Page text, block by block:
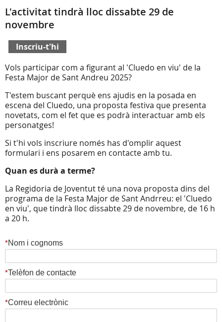
L'activitat tindrà lloc dissabte 29 de
novembre
Inscriu-t'hi
Vols participar com a figurant al 'Cluedo en viu' de la
Festa Major de Sant Andreu 2025?
T'estem buscant perquè ens ajudis en la posada en
escena del Cluedo, una proposta festiva que presenta
novetats, com el fet que es podrà interactuar amb els
personatges!
Si t'hi vols inscriure només has d'omplir aquest
formulari i ens posarem en contacte amb tu.
Quan es durà a terme?
La Regidoria de Joventut té una nova proposta dins del
programa de la Festa Major de Sant Andrreu: el 'Cluedo
en viu', que tindrà lloc dissabte 29 de novembre, de 16 h
a 20 h.
*Nom i cognoms
*Telèfon de contacte
*Correu electrònic